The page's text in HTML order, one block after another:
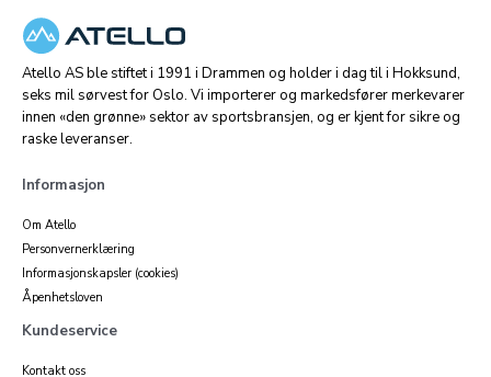
Atello AS ble stiftet i 1991 i Drammen og holder i dag til i Hokksund,
seks mil sørvest for Oslo. Vi importerer og markedsfører merkevarer
innen «den grønne» sektor av sportsbransjen, og er kjent for sikre og
raske leveranser.
Informasjon
Om Atello
Personvernerklæring
Informasjonskapsler (cookies)
Åpenhetsloven
Kundeservice
Kontakt oss